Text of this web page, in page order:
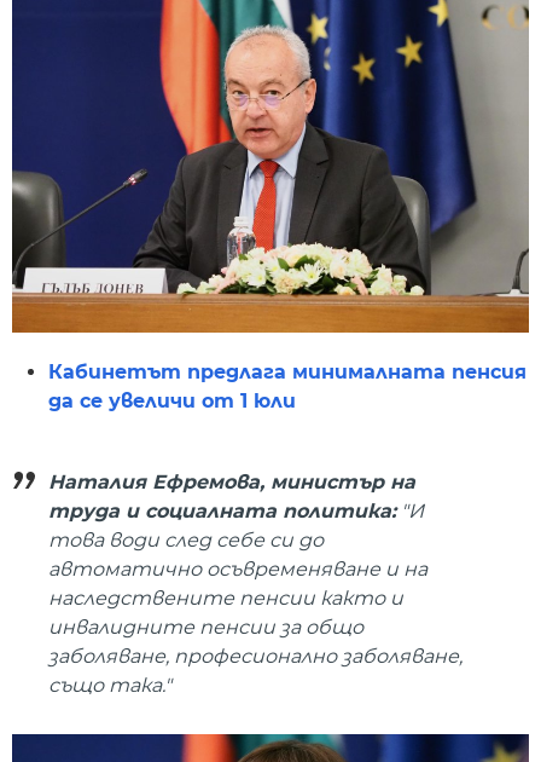
Кабинетът предлага минималната пенсия
да се увеличи от 1 юли
Наталия Ефремова, министър на
труда и социалната политика:"И
това води след себе си до
автоматично осъвременяване и на
наследствените пенсии както и
инвалидните пенсии за общо
заболяване, професионално заболяване,
също така."